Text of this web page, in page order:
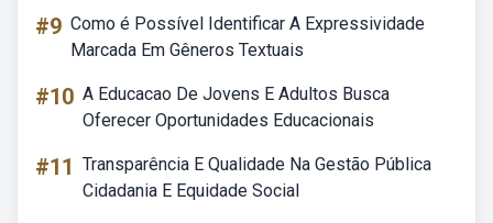
#9 Como é Possível Identificar A Expressividade
Marcada Em Gêneros Textuais
#10 A Educacao De Jovens E Adultos Busca
Oferecer Oportunidades Educacionais
#11 Transparência E Qualidade Na Gestão Pública
Cidadania E Equidade Social